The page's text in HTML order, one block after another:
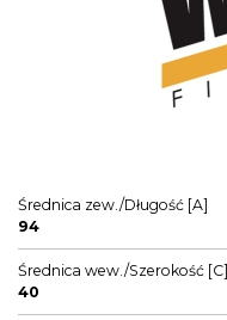
Średnica zew./Długość [A]
94
Średnica wew./Szerokość [C]
40